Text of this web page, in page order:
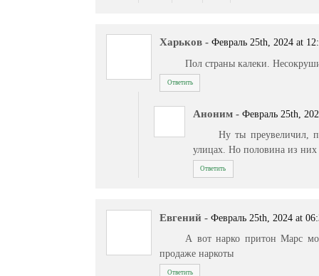
Харьков - Февраль 25th, 2024 at
Пол страны калеки.
Ответить
Аноним - Февраль 25th,
Ну ты преувеличил,
улицах. Но половина из них
Ответить
Евгений - Февраль 25th, 2024 at
А вот нарко притон Марс
продаже наркоты
Ответить